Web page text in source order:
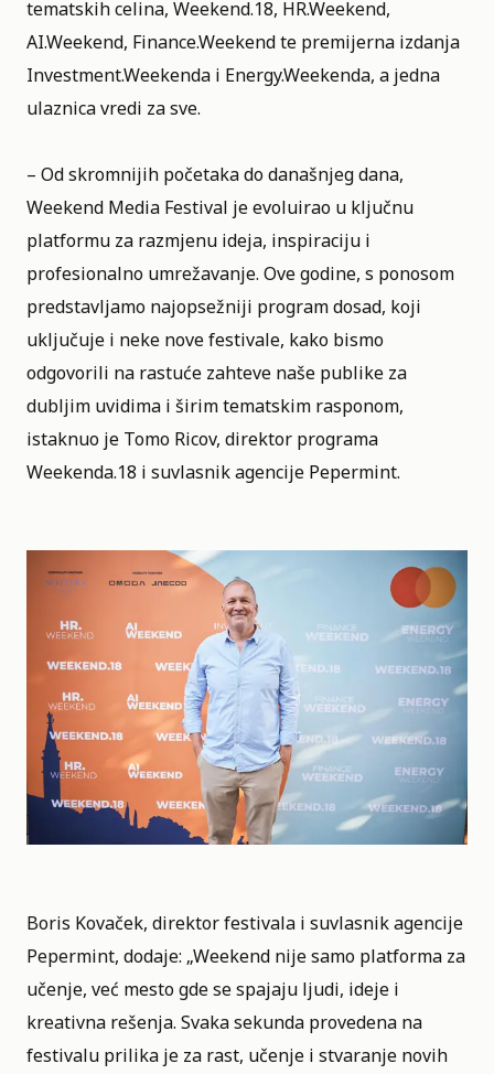
tematskih celina, Weekend.18, HR.Weekend,
AI.Weekend, Finance.Weekend te premijerna izdanja
Investment.Weekenda i Energy.Weekenda, a jedna
ulaznica vredi za sve.
– Od skromnijih početaka do današnjeg dana,
Weekend Media Festival je evoluirao u ključnu
platformu za razmjenu ideja, inspiraciju i
profesionalno umrežavanje. Ove godine, s ponosom
predstavljamo najopsežniji program dosad, koji
uključuje i neke nove festivale, kako bismo
odgovorili na rastuće zahteve naše publike za
dubljim uvidima i širim tematskim rasponom,
istaknuo je Tomo Ricov, direktor programa
Weekenda.18 i suvlasnik agencije Pepermint.
Boris Kovaček, direktor festivala i suvlasnik agencije
Pepermint, dodaje: „Weekend nije samo platforma za
učenje, već mesto gde se spajaju ljudi, ideje i
kreativna rešenja. Svaka sekunda provedena na
festivalu prilika je za rast, učenje i stvaranje novih